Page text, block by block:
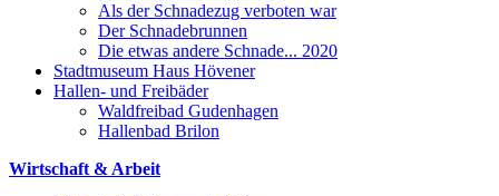
Als der Schnadezug verboten war
Der Schnadebrunnen
Die etwas andere Schnade... 2020
Stadtmuseum Haus Hövener
Hallen- und Freibäder
Waldfreibad Gudenhagen
Hallenbad Brilon
Wirtschaft & Arbeit